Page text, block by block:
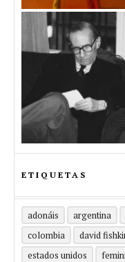
ETIQUETAS
adonáis argentina
colombia
david
estados unidos